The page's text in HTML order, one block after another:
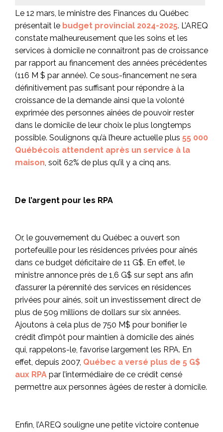
Le 12 mars, le ministre des Finances du Québec
présentait le budget provincial 2024-2025. L’AREQ
constate malheureusement que les soins et les
services à domicile ne connaitront pas de croissance
par rapport au financement des années précédentes
(116 M $ par année). Ce sous-financement ne sera
définitivement pas suffisant pour répondre à la
croissance de la demande ainsi que la volonté
exprimée des personnes aînées de pouvoir rester
dans le domicile de leur choix le plus longtemps
possible. Soulignons qu’à l’heure actuelle plus 55 000
Québécois attendent après un service à la
maison, soit 62% de plus qu’il y a cinq ans.
De l’argent pour les RPA
Or, le gouvernement du Québec a ouvert son
portefeuille pour les résidences privées pour aînés
dans ce budget déficitaire de 11 G$. En effet, le
ministre annonce près de 1,6 G$ sur sept ans afin
d’assurer la pérennité des services en résidences
privées pour aînés, soit un investissement direct de
plus de 509 millions de dollars sur six années.
Ajoutons à cela plus de 750 M$ pour bonifier le
crédit d’impôt pour maintien à domicile des aînés
qui, rappelons-le, favorise largement les RPA. En
effet, depuis 2007, Québec a versé plus de 5 G$
aux RPA par l’intermédiaire de ce crédit censé
permettre aux personnes âgées de rester à domicile.
Enfin, l’AREQ souligne une petite victoire contenue